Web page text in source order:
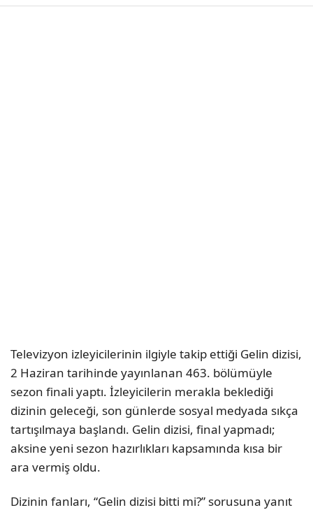
Televizyon izleyicilerinin ilgiyle takip ettiği Gelin dizisi,
2 Haziran tarihinde yayınlanan 463. bölümüyle
sezon finali yaptı. İzleyicilerin merakla beklediği
dizinin geleceği, son günlerde sosyal medyada sıkça
tartışılmaya başlandı. Gelin dizisi, final yapmadı;
aksine yeni sezon hazırlıkları kapsamında kısa bir
ara vermiş oldu.
Dizinin fanları, “Gelin dizisi bitti mi?” sorusuna yanıt